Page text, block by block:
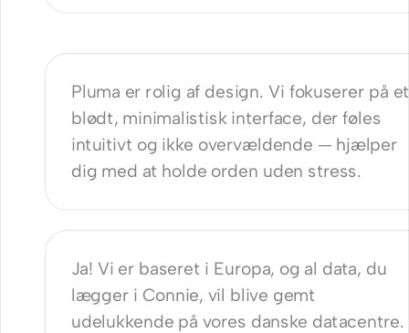
Connie anderledes end andre e-
Pluma er rolig af design. Vi fokuserer på et
blødt, minimalistisk interface, der føles
intuitivt og ikke overvældende — hjælper
dig med at holde orden uden stress.
Ja! Vi er baseret i Europa, og al data, du
lægger i Connie, vil blive gemt
udelukkende på vores danske datacentre.